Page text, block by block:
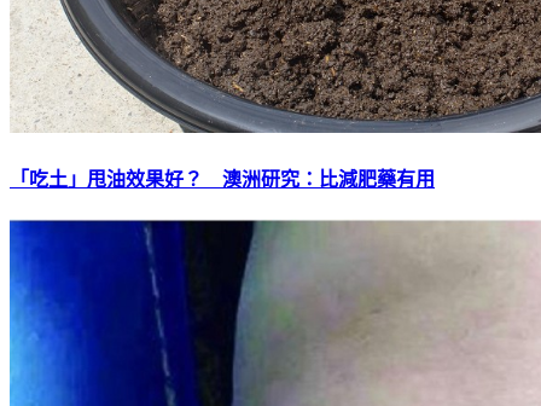
「吃土」甩油效果好？ 澳洲研究：比減肥藥有用